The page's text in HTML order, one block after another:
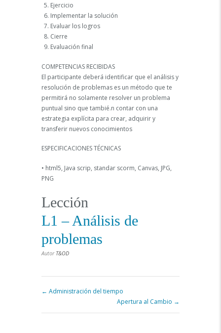
Ejercicio
Implementar la solución
Evaluar los logros
Cierre
Evaluación final
COMPETENCIAS RECIBIDAS
El participante deberá identificar que el análisis y
resolución de problemas es un método que te
permitirá no solamente resolver un problema
puntual sino que tambié.n contar con una
estrategia explícita para crear, adquirir y
transferir nuevos conocimientos
ESPECIFICACIONES TÉCNICAS
• html5, Java scrip, standar scorm, Canvas, JPG,
PNG
Lección
L1 – Análisis de
problemas
Autor T&OD
Administración del tiempo
Apertura al Cambio